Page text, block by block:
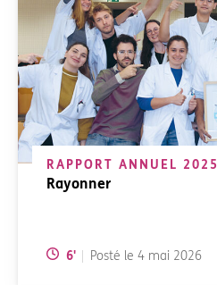
RAPPORT ANNUEL 2025
Rayonner
Temps de lecture:
6' Posté le 4 mai 2026